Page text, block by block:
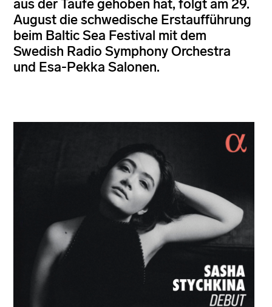
aus der Taufe gehoben hat, folgt am 29.
August die schwedische Erstaufführung
beim Baltic Sea Festival mit dem
Swedish Radio Symphony Orchestra
und Esa-Pekka Salonen.